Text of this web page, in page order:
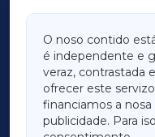
O noso contido
é independente e
veraz, contrastada
ofrecer este servizo
financiamos a
publicidade. Para